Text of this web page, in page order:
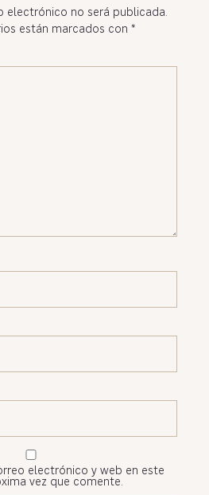
electrónico no será publicada.
están marcados con *
electrónico y web en este
vez que comente.